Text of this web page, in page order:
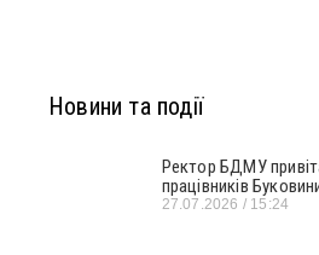
Новини та події
Ректор БДМУ
працівників
27.07.2026 15:24